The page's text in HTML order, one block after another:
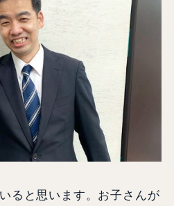
ると思います。お子さんが